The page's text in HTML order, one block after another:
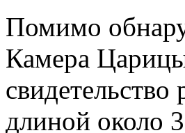
Помимо
Камера
длиной около